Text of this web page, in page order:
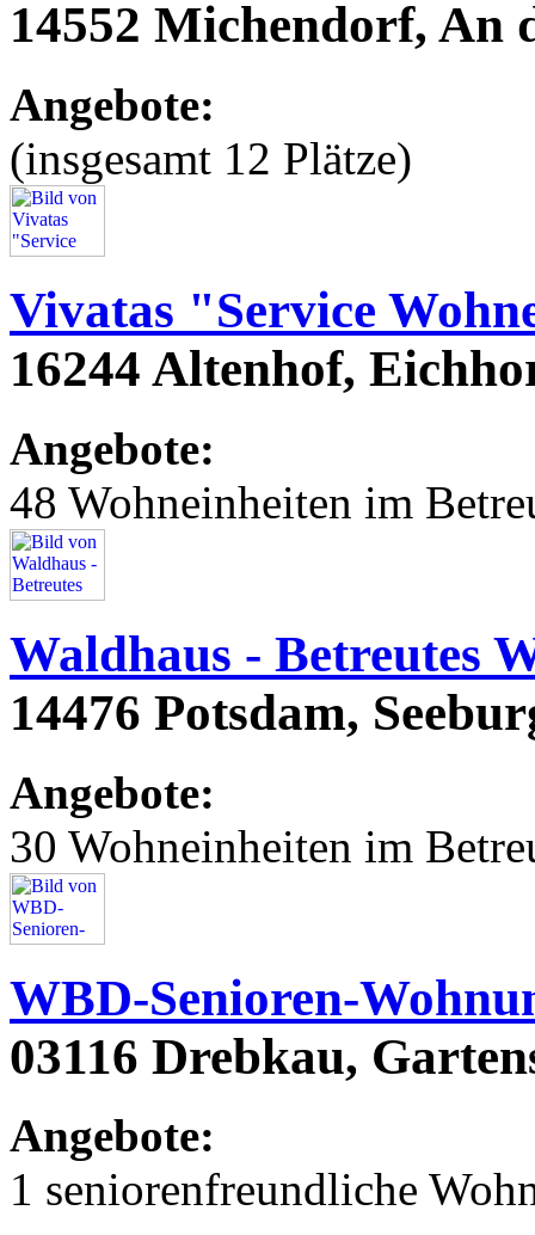
14552 Michendorf, An
Angebote:
(insgesamt 12 Plätze)
Vivatas "Service
16244 Altenhof,
Angebote:
48 Wohneinheiten im
Waldhaus - Betreutes
14476 Potsdam,
Angebote:
30 Wohneinheiten im
WBD-Senioren-
03116 Drebkau,
Angebote:
1 seniorenfreundliche